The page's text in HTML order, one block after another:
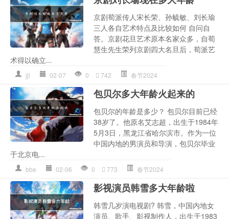
京剧荀派传人宋长荣、孙毓敏、刘长瑜
三人各自艺术特点及比较如何 自问自
答。京剧花旦艺术原本名家众多，自荀
慧生先生荣列京剧四大名旦后，荀派艺
术得以确立...
jjl 02-07 0 742 春节2024
包贝尔多大年龄火起来的
包贝尔的年龄是多少？ 包贝尔目前已经
38岁了。他原名艾志超，出生于1984年
5月3日，黑龙江省哈尔滨市。作为一位
中国内地的男演员和导演，包贝尔毕业
于北京电...
bbe 02-06 0 773 春节2024
影视演员韩雪多大年龄啦
韩雪几岁演电视剧? 韩雪，中国内地女
演员、歌手、影视制作人，出生于1983